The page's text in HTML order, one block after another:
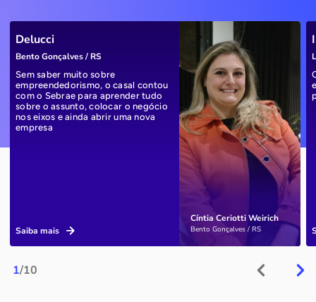
1/10
Cíntia Ceriotti Weirich
Bento Gonçalves / RS
Delucci
Bento Gonçalves / RS
Sem saber muito sobre
empreendedorismo, o casal contou
com o Sebrae para aprender tudo
sobre o assunto, colocar o negócio
nos eixos e ainda abrir uma nova
empresa
Saiba mais